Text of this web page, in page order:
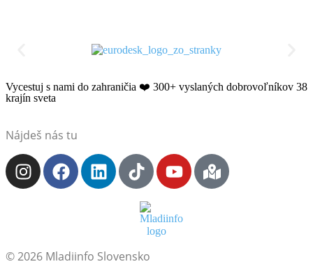
Vycestuj s nami do zahraničia ❤️​ 300+ vyslaných dobrovoľníkov 38
krajín sveta
Nájdeš nás tu
© 2026 Mladiinfo Slovensko